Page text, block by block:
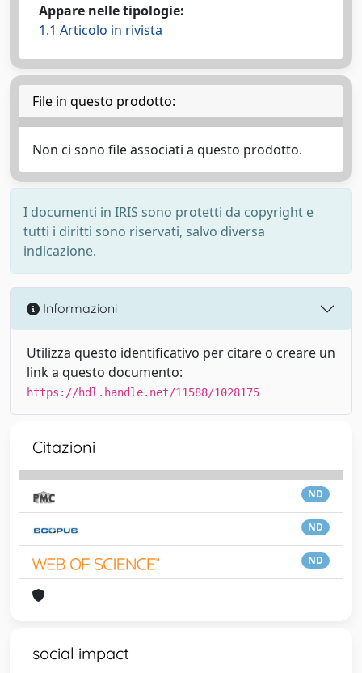
Appare nelle tipologie:
1.1 Articolo in rivista
File in questo prodotto:
Non ci sono file associati a questo prodotto.
I documenti in IRIS sono protetti da copyright e
tutti i diritti sono riservati, salvo diversa
indicazione.
Informazioni
Utilizza questo identificativo per citare o creare un
link a questo documento:
https://hdl.handle.net/11588/1028175
Citazioni
ND
ND
ND
social impact